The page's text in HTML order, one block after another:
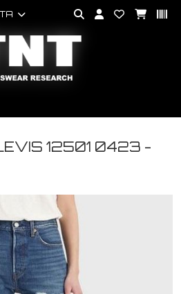
12501 0423 -